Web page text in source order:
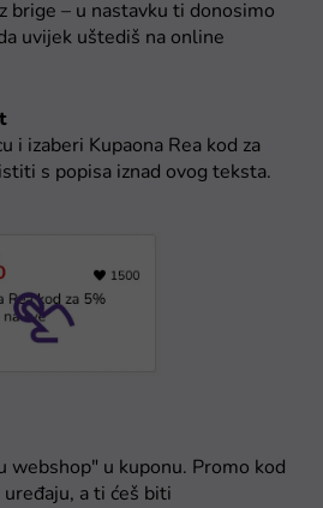
brige – u nastavku ti donosimo
uvijek uštediš na online
i izaberi Kupaona Rea kod za
s popisa iznad ovog teksta.
webshop" u kuponu. Promo kod
a ti ćeš biti